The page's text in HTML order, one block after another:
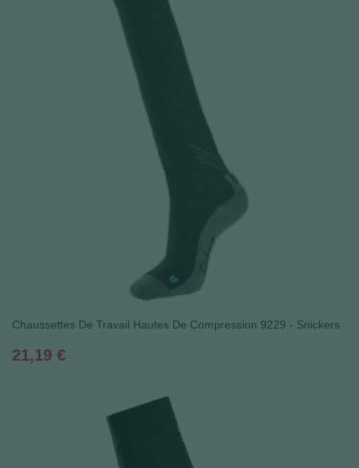
Chaussettes De Travail Hautes De Compression 9229 - Snickers
Prix
21,19 €